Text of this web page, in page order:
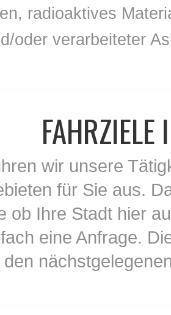
radioaktives
oder verarbeiteter
wir unsere
für Sie aus.
ob Ihre Stadt hier
eine Anfrage.